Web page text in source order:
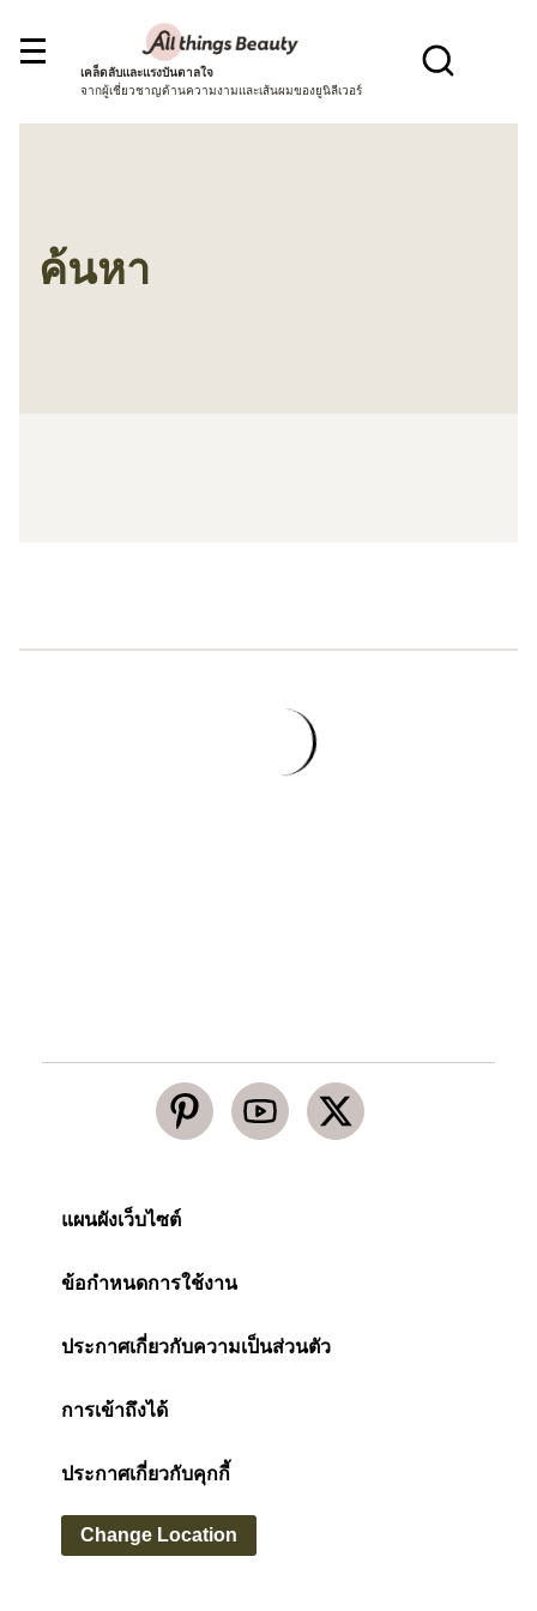
เคล็ดลับและแรงบันดาลใจ
จากผู้เชี่ยวชาญด้านความงามและเส้นผมของยูนิลีเวอร์
ค้นหา
แผนผังเว็บไซต์
ข้อกำหนดการใช้งาน
ประกาศเกี่ยวกับความเป็นส่วนตัว
การเข้าถึงได้
ประกาศเกี่ยวกับคุกกี้
Change Location